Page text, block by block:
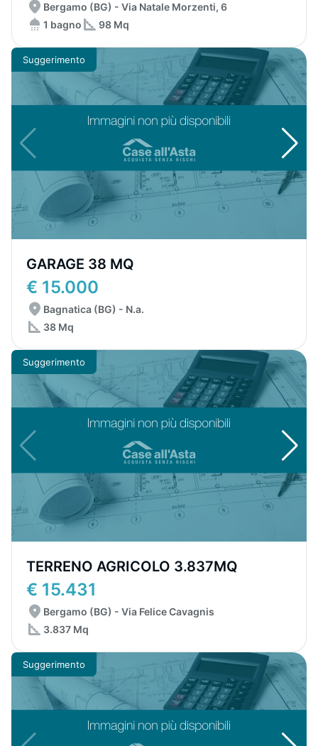
Bergamo (BG) - Via Natale Morzenti, 6
1 bagno
98 Mq
Suggerimento
GARAGE 38 MQ
€ 15.000
Bagnatica (BG) - N.a.
38 Mq
Suggerimento
TERRENO AGRICOLO 3.837MQ
€ 15.431
Bergamo (BG) - Via Felice Cavagnis
3.837 Mq
Suggerimento